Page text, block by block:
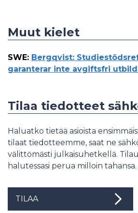
Muut kielet
SWE: Bergqvist:
garanterar inte avgiftsfri
Tilaa tiedotteet
Haluatko tietää asioista
tilaat tiedotteemme, saat ne
välittömästi julkaisuhetkellä.
halutessasi perua milloin tahansa.
TILAA